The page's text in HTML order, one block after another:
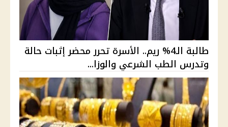
طالبة الـ4% ريم.. الأسرة تحرر محضر إثبات حالة
وتدرس الطب الشرعي والوزا...